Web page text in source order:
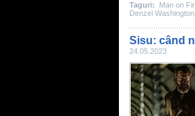
Taguri: Man on
Denzel Washington
Sisu: când
24.05.2023